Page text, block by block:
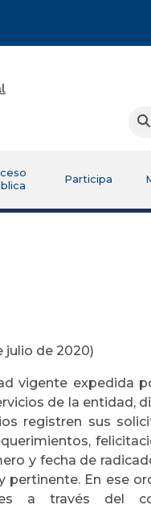
Participa
julio de 2020)
vigente expedida
de la entidad,
registren sus
y fecha de
En ese
a través del